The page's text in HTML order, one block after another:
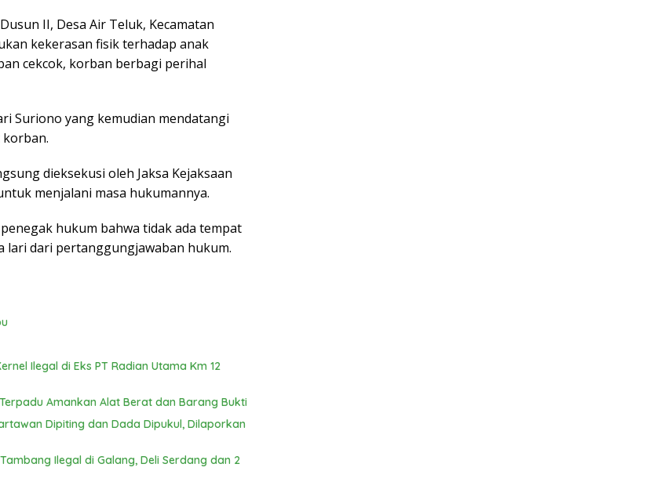
II, Desa Air Teluk, Kecamatan
kekerasan fisik terhadap anak
cekcok, korban berbagi perihal
Suriono yang kemudian mendatangi
dieksekusi oleh Jaksa Kejaksaan
menjalani masa hukumannya.
hukum bahwa tidak ada tempat
lari dari pertanggungjawaban hukum.
Ilegal di Eks PT Radian Utama Km 12
Amankan Alat Berat dan Barang Bukti
Dipiting dan Dada Dipukul, Dilaporkan
Ilegal di Galang, Deli Serdang dan 2